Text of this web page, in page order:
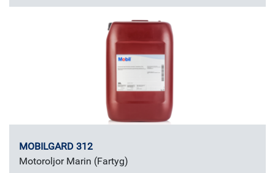
MOBILGARD 312
Motoroljor Marin (Fartyg)